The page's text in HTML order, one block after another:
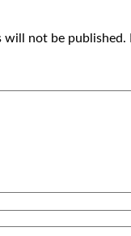
will not be published.